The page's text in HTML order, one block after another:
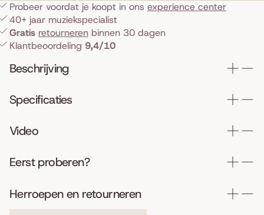
Probeer voordat je koopt in ons experience center
40+ jaar muziekspecialist
Gratis retourneren binnen 30 dagen
Klantbeoordeling 9,4/10
Beschrijving
Specificaties
Video
Eerst proberen?
Herroepen en retourneren